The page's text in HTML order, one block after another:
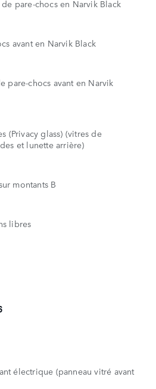
pare-chocs en Narvik Black
avant en Narvik Black
pare-chocs avant en Narvik
(Privacy glass) (vitres de
et lunette arrière)
montants B
libres
électrique (panneau vitré avant